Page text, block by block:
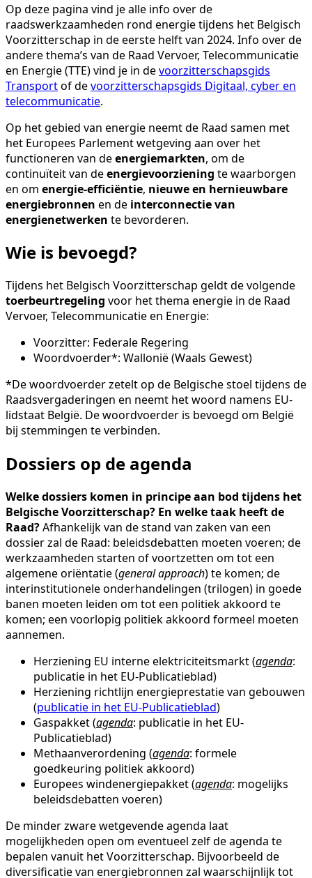
Op deze pagina vind je alle info over de
raadswerkzaamheden rond energie tijdens het Belgisch
Voorzitterschap in de eerste helft van 2024. Info over de
andere thema’s van de Raad Vervoer, Telecommunicatie
en Energie (TTE) vind je in devoorzitterschapsgids
Transportof devoorzitterschapsgids Digitaal, cyber en
telecommunicatie.
Op het gebied van energie neemt de Raad samen met
het Europees Parlement wetgeving aan over het
functioneren van deenergiemarkten, om de
continuïteit van deenergie­voorziening te waarborgen
en om energie-efficiëntie, nieuwe en hernieuwbare
energie­bronnen en de interconnectie van
energienetwerken te bevorderen.
Wie is bevoegd?
Tijdens het Belgisch Voorzitterschap geldt de volgende
toerbeurtregeling voor het thema energie in de Raad
Vervoer, Telecommunicatie en Energie:
Voorzitter: Federale Regering
Woordvoerder*: Wallonië (Waals Gewest)
*De woordvoerder zetelt op de Belgische stoel tijdens de
Raadsvergaderingen en neemt het woord namens EU-
lidstaat België. De woordvoerder is bevoegd om België
bij stemmingen te verbinden.
Dossiers op de agenda
Welke dossiers komen in principe aan bod tijdens het
Belgische Voorzitterschap? En welke taak heeft de
Raad?Afhankelijk van de stand van zaken van een
dossier zal de Raad: beleidsdebatten moeten voeren; de
werkzaamheden starten of voortzetten om tot een
algemene oriëntatie (general approach) te komen; de
interinstitutionele onderhandelingen (trilogen) in goede
banen moeten leiden om tot een politiek akkoord te
komen; een voorlopig politiek akkoord formeel moeten
aannemen.
Herziening EU interne elektriciteitsmarkt (agenda:
publicatie in het EU-Publicatieblad)
Herziening richtlijn energieprestatie van gebouwen
(publicatie in het EU-Publicatieblad)
Gaspakket (agenda: publicatie in het EU-
Publicatieblad)
Methaanverordening (agenda: formele
goedkeuring politiek akkoord)
Europees windenergiepakket (agenda: mogelijks
beleidsdebatten voeren)
De minder zware wetgevende agenda laat
mogelijkheden open om eventueel zelf de agenda te
bepalen vanuit het Voorzitterschap. Bijvoorbeeld de
diversificatie van energiebronnen zal waarschijnlijk tot